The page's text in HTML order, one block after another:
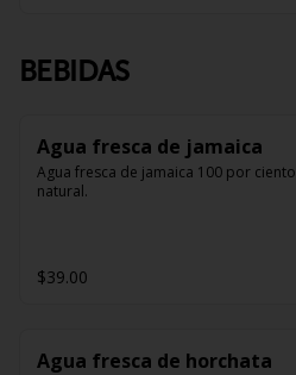
BEBIDAS
Agua fresca de jamaica
Agua fresca de jamaica 100 por ciento
natural.
$39.00
Agua fresca de horchata